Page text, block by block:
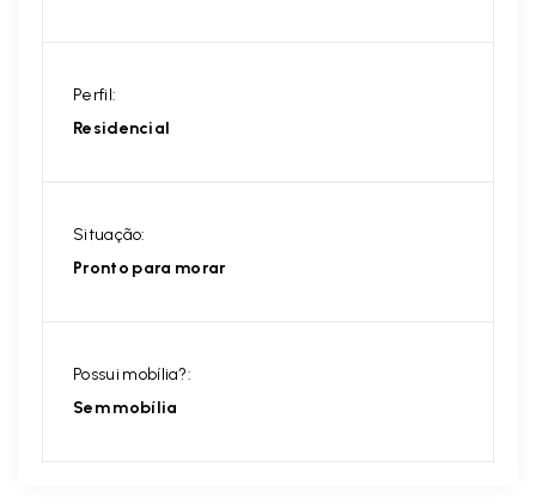
Perfil:
Residencial
Situação:
Pronto para morar
Possui mobília?:
Sem mobília